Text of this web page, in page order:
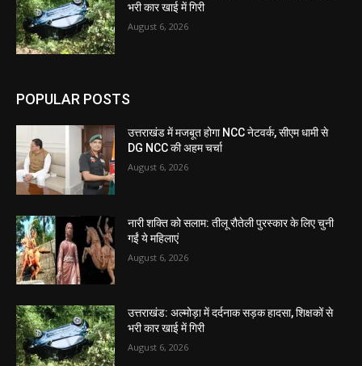
भरी कार खाई में गिरी
August 6, 2026
POPULAR POSTS
उत्तराखंड में मजबूत होगा NCC नेटवर्क, सीएम धामी से
DG NCC की अहम चर्चा
August 6, 2026
नारी शक्ति को सलाम: तीलू रौतेली पुरस्कार के लिए चुनी
गईं ये महिलाएं
August 6, 2026
उत्तराखंड: अल्मोड़ा में दर्दनाक सड़क हादसा, शिक्षकों से
भरी कार खाई में गिरी
August 6, 2026